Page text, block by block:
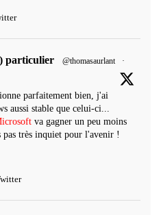
particulier @thomasaurlant
·
parfaitement bien, j'ai
aussi stable que celui-ci...
va gagner un peu moins
pas très inquiet pour l'avenir !